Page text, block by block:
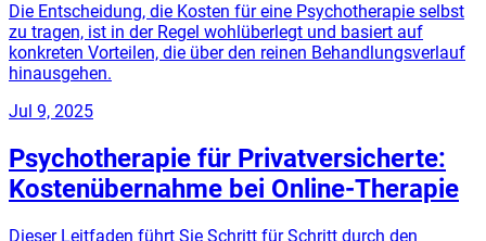
Die Entscheidung, die Kosten für eine Psychotherapie selbst
zu tragen, ist in der Regel wohlüberlegt und basiert auf
konkreten Vorteilen, die über den reinen Behandlungsverlauf
hinausgehen.
Jul 9, 2025
Psychotherapie für Privatversicherte:
Kostenübernahme bei Online-Therapie
Dieser Leitfaden führt Sie Schritt für Schritt durch den